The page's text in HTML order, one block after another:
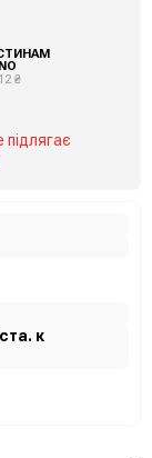
₴
к